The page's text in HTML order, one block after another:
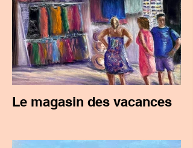
Le magasin des vacances